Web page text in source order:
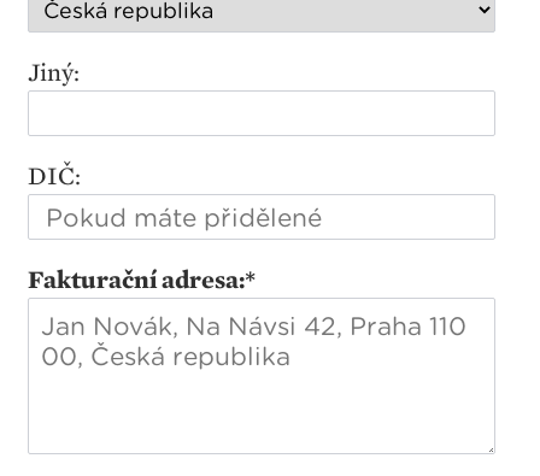
Jiný:
DIČ:
Fakturační adresa:*